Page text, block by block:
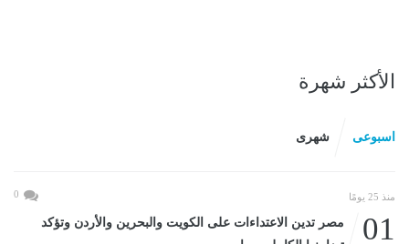
الأكثر شهرة
اسبوعى شهرى
منذ 25 يومًا 0
01
مصر تدين الاعتداءات على الكويت والبحرين والأردن وتؤكد